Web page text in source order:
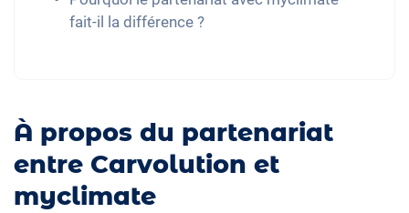
fait-il la différence ?
À propos du partenariat
entre Carvolution et
myclimate